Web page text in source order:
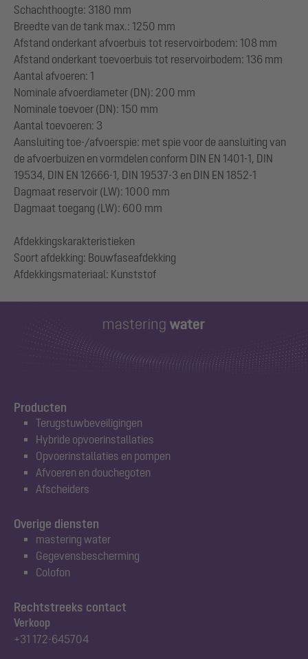
Schachthoogte: 3180 mm
Breedte van de tank max.: 1250 mm
Afstand onderkant afvoerbuis tot reservoirbodem: 108 mm
Afstand onderkant toevoerbuis tot reservoirbodem: 136 mm
Aantal afvoeren: 1
Nominale afvoerdiameter (DN): 200 mm
Nominale toevoer (DN): 150 mm
Aantal toevoeren: 3
Aansluiting toe-/afvoerspie: met spie voor de aansluiting van
de afvoerbuizen en vormdelen conform DIN EN 1401-1, DIN
19534, DIN EN 12666-1, DIN 19537-3 en DIN EN 1852-1
Dagmaat reservoir (LW): 1000 mm
Dagmaat toegang (LW): 600 mm
Afdekkingskarakteristieken
Soort afdekking: Bouwfaseafdekking
Producten
Terugstuwbeveiligingen
Hybride opvoerinstallaties
Opvoerinstallaties en pompen
Afvoeren en douchegoten
Afscheiders
Rechtstreeks contact
Verkoop
+31 172-645704
Overige diensten
mastering water
Gegevensbescherming
Colofon